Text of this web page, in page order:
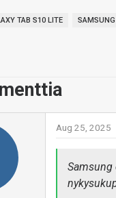
TAB S10 LITE SAMSUNG
Aug 25, 2025
Samsung